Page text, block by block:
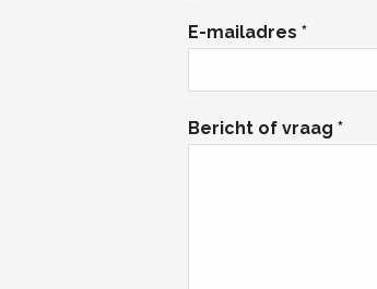
E-mailadres *
Bericht of vraag *